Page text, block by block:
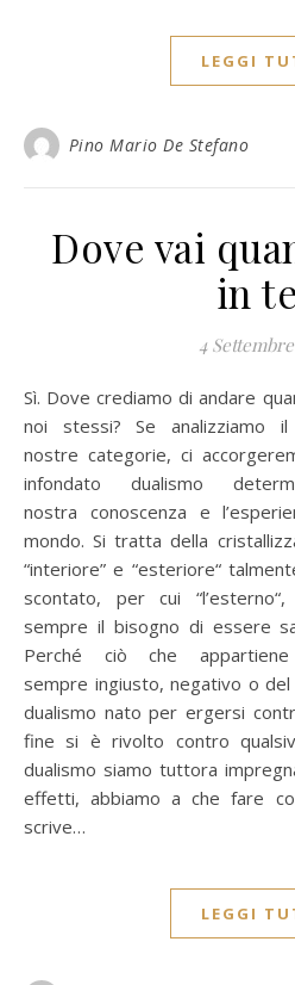
LEGGI
Pino Mario De Stefano
Dove vai
in
4
Sì. Dove crediamo di andare quando diciamo di rientrare in
noi stessi? Se analizziamo
nostre categorie, ci
infondato dualismo
nostra conoscenza e
mondo. Si tratta della
“interiore” e “esteriore“
scontato, per cui
sempre il bisogno di essere
Perché ciò che appartiene
sempre ingiusto, negativo o
dualismo nato per ergersi
fine si è rivolto contro
dualismo siamo tuttora
effetti, abbiamo a che fare
scrive…
LEGGI